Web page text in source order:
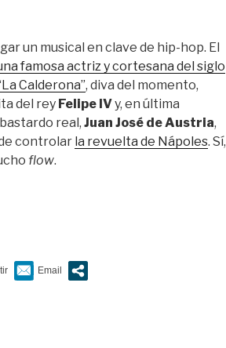
un musical en clave de hip-hop. El
famosa actriz y cortesana del siglo
Calderona”, diva del momento,
del rey Felipe IVy, en última
real, Juan José de Austria,
controlar la revuelta de Nápoles. Sí,
flow.